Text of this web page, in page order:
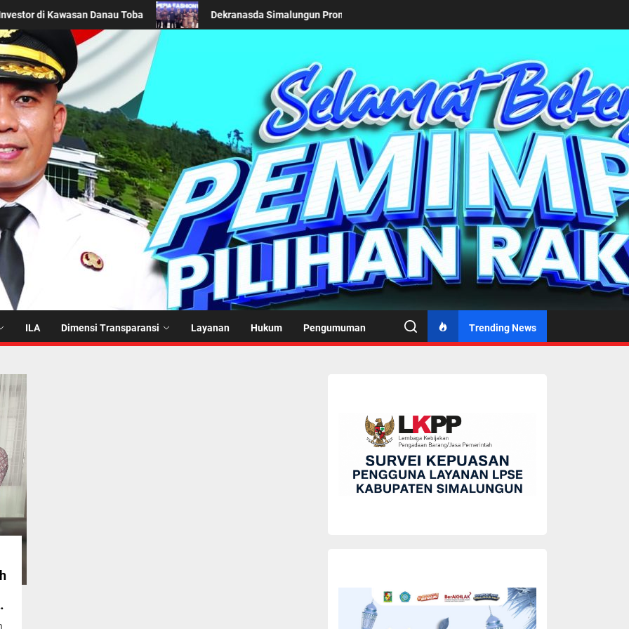
Promosikan Wastra Khas Daerah di Acara BTN Indonesia Fashion Week 2026
Simalungun
ILA Dimensi Transparansi Layanan Hukum Pengumuman Trending News